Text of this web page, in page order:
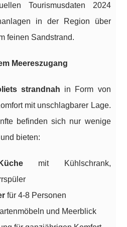
Tourismusdaten 2024
in der Region über
feinen Sandstrand.
Meereszugang
strandnah in Form von
mit unschlagbarer Lage.
befinden sich nur wenige
bieten:
mit Kühlschrank,
für 4-8 Personen
und Meerblick